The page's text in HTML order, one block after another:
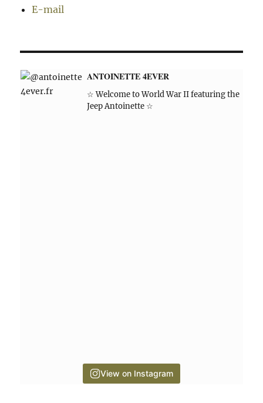
E-mail
ANTOINETTE 4EVER
☆ Welcome to World War II featuring the
Jeep Antoinette ☆
View on Instagram